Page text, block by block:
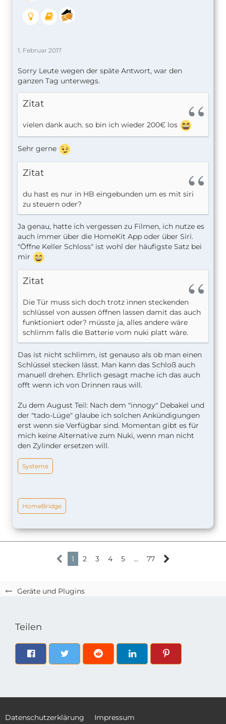
Geräte und Plugins
1. Februar 2017
Sorry Leute wegen der späte Antwort, war den
ganzen Tag unterwegs.
Zitat
vielen dank auch. so bin ich wieder 200€ los
Sehr gerne
Zitat
du hast es nur in HB eingebunden um es mit siri
zu steuern oder?
Ja genau, hatte ich vergessen zu Filmen, ich nutze es
auch immer über die HomeKit App oder über Siri.
"Öffne Keller Schloss" ist wohl der häufigste Satz bei
mir
Zitat
Die Tür muss sich doch trotz innen steckenden
schlüssel von aussen öffnen lassen damit das auch
funktioniert oder? müsste ja, alles andere wäre
schlimm falls die Batterie vom nuki platt wäre.
Das ist nicht schlimm, ist genauso als ob man einen
Schlüssel stecken lässt. Man kann das Schloß auch
manuell drehen. Ehrlich gesagt mache ich das auch
offt wenn ich von Drinnen raus will.
Zu dem August Teil: Nach dem "innogy" Debakel und
der "tado-Lüge" glaube ich solchen Ankündigungen
erst wenn sie Verfügbar sind. Momentan gibt es für
mich keine Alternative zum Nuki, wenn man nicht
den Zylinder ersetzen will.
Systeme
HomeBridge
1 2 3 4 5 … 77
Teilen
Datenschutzerklärung Impressum